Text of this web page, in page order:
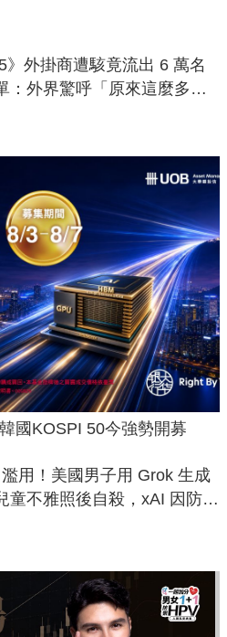
5》外掛商遭駭竟流出 6 萬名
：外界驚呼「原來這麼多人
國KOSPI 50今強勢開募
用！美國男子用 Grok 生成
童不雅照後自殺，xAI 因防護